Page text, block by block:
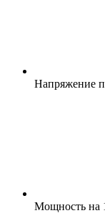
Напряжение
Мощность на